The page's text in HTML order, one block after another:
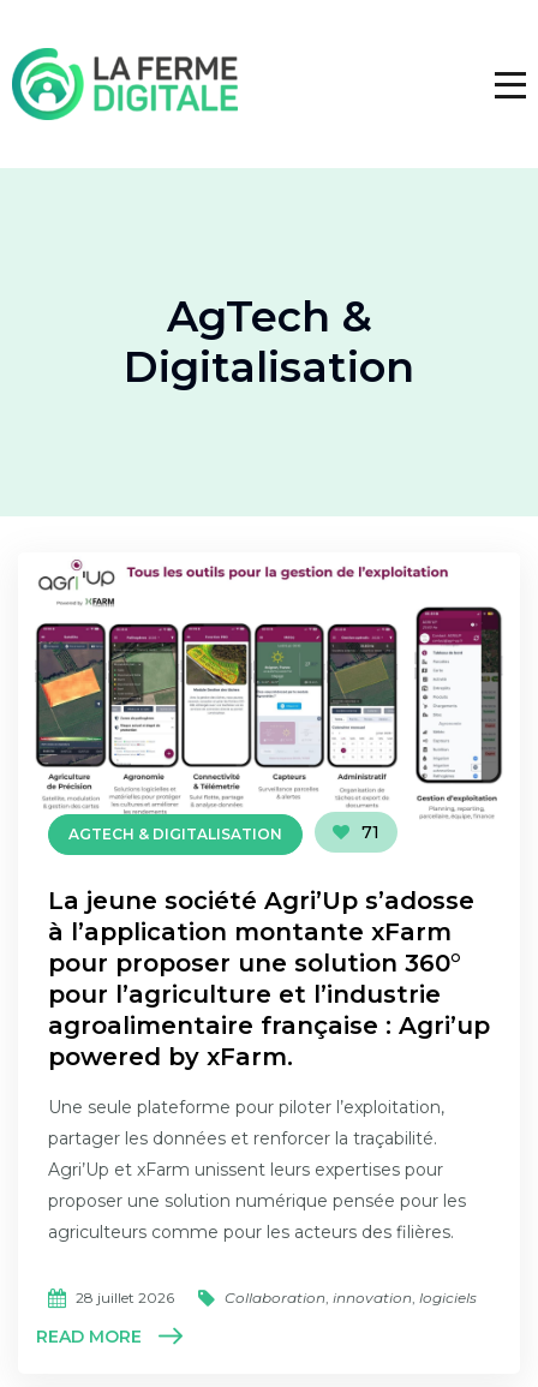
AgTech &
Digitalisation
AGTECH & DIGITALISATION 71
La jeune société Agri’Up s’adosse
à l’application montante xFarm
pour proposer une solution 360°
pour l’agriculture et l’industrie
agroalimentaire française : Agri’up
powered by xFarm.
Une seule plateforme pour piloter l’exploitation,
partager les données et renforcer la traçabilité.
Agri’Up et xFarm unissent leurs expertises pour
proposer une solution numérique pensée pour les
agriculteurs comme pour les acteurs des filières.
28 juillet 2026 Collaboration, innovation, logiciels
READ MORE